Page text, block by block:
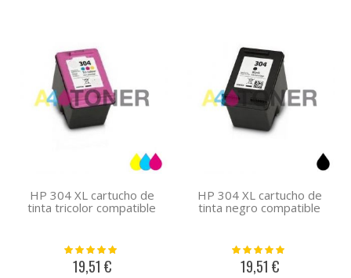
HP 304 XL cartucho de
tinta tricolor compatible
Valoración:
19,51 €
HP 304 XL cartucho de
tinta negro compatible
Valoración:
19,51 €